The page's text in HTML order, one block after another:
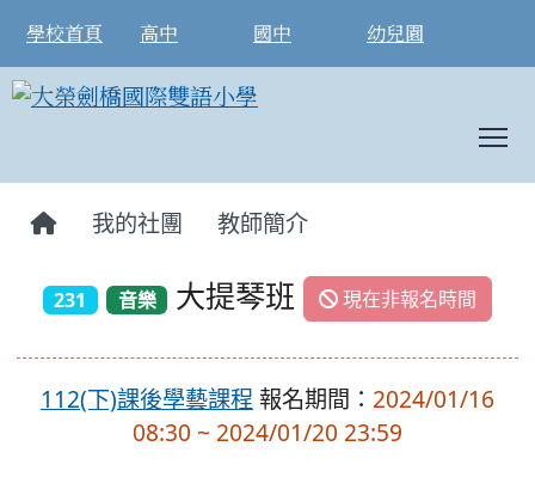
學校首頁 高中 國中 幼兒園
我的社團 教師簡介
231 音樂 大提琴班 現在非報名時間
112(下)課後學藝課程 報名期間： 2024/01/16
08:30 ~ 2024/01/20 23:59